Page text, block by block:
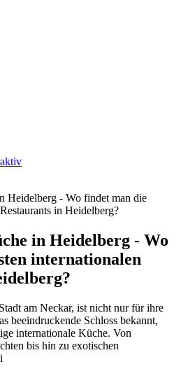
Heidelberg - Wo findet man die
in Heidelberg?
in Heidelberg - Wo
internationalen
am Neckar, ist nicht nur für ihre
beeindruckende Schloss bekannt,
internationale Küche. Von
bis hin zu exotischen